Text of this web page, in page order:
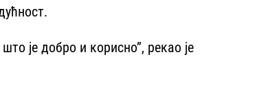
је добро и корисно”, рекао је